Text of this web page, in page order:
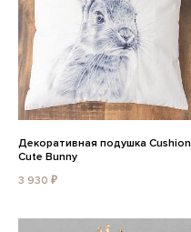
Декоративная подушка Cushion
Cute Bunny
3 930 ₽